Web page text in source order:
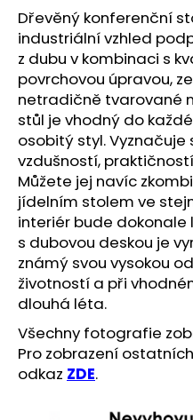
Dřevěný konferenční
industriální vzhled
z dubu v kombinaci s
povrchovou úpravou,
netradičně tvarované
stůl je vhodný do
osobitý styl.
vzdušností,
Můžete jej navíc
jídelním stolem ve
interiér bude
s dubovou deskou je
známý svou vysokou
životností a při
dlouhá léta.
Všechny fotografie
Pro zobrazení
odkaz ZDE.
r
u
č
u
j
e
m
e